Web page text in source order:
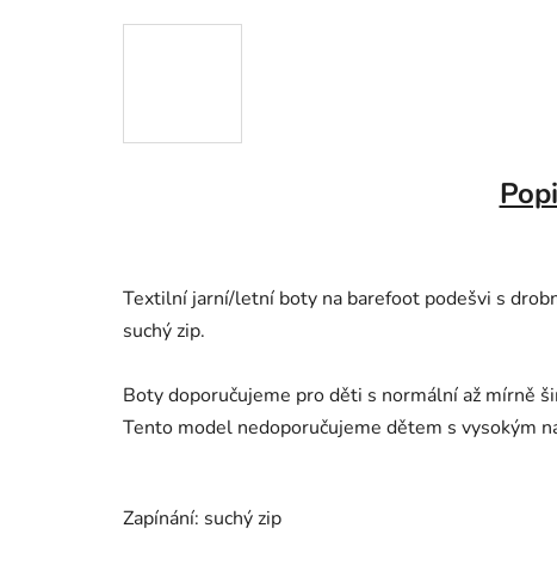
Textilní jarní/letní boty na barefoot podešvi s
suchý zip.
Boty doporučujeme pro děti s normální až mírně
Tento model nedoporučujeme dětem s vysokým
Zapínání: suchý zip